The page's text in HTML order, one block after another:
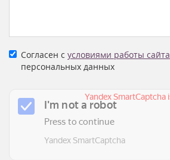
Согласен с условиями работы сайта
персональных данных